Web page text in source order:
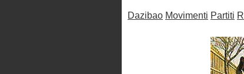
Dazibao Movimenti Partiti